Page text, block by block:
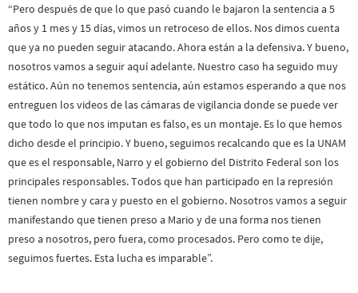
“Pero después de que lo que pasó cuando le bajaron la sentencia a 5
años y 1 mes y 15 días, vimos un retroceso de ellos. Nos dimos cuenta
que ya no pueden seguir atacando. Ahora están a la defensiva. Y bueno,
nosotros vamos a seguir aquí adelante. Nuestro caso ha seguido muy
estático. Aún no tenemos sentencia, aún estamos esperando a que nos
entreguen los videos de las cámaras de vigilancia donde se puede ver
que todo lo que nos imputan es falso, es un montaje. Es lo que hemos
dicho desde el principio. Y bueno, seguimos recalcando que es la UNAM
que es el responsable, Narro y el gobierno del Distrito Federal son los
principales responsables. Todos que han participado en la represión
tienen nombre y cara y puesto en el gobierno. Nosotros vamos a seguir
manifestando que tienen preso a Mario y de una forma nos tienen
preso a nosotros, pero fuera, como procesados. Pero como te dije,
seguimos fuertes. Esta lucha es imparable”.